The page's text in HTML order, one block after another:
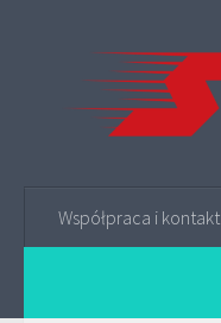
Współpraca i kontakt